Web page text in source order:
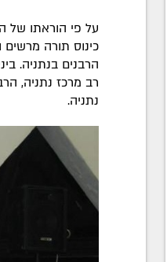
על פי הוראתו של
כינוס תורה מרשים
הרבנים בנתניה.
רב מרכז נתניה,
נתניה.